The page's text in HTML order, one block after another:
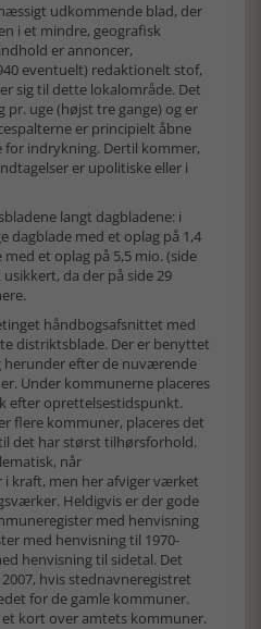
udkommende blad, der
i et min­dre, geografisk
er annoncer,
even­tuelt) redaktionelt stof,
sig til dette lokalområde. Det
uge (højst tre gange) og er
er principielt åbne
for indrykning. Dertil kommer,
er upolitiske eller i
langt dagbladene: i
dagblade med et oplag på 1,4
et oplag på 5,5 mio. (side
da der på side 29
håndbogsafsnittet med
di­strikts­bla­de. Der er benyttet
herunder efter de nuværende
Under kommunerne placeres
efter oprettelsestidspunkt.
flere kommuner, placeres det
det har størst tilhørsforhold.
når
kraft, men her afviger værket
Heldigvis er der gode
med henvisning
med henvisning til 1970-
henvisning til sidetal. Det
hvis stednavneregistret
for de gamle kommuner.
kort over amtets kommuner.